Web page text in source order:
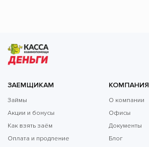
ЗАЕМЩИКАМ
Займы
Акции и бонусы
Как взять заём
Оплата и продление
КОМПАНИЯ
О компании
Офисы
Документы
Блог